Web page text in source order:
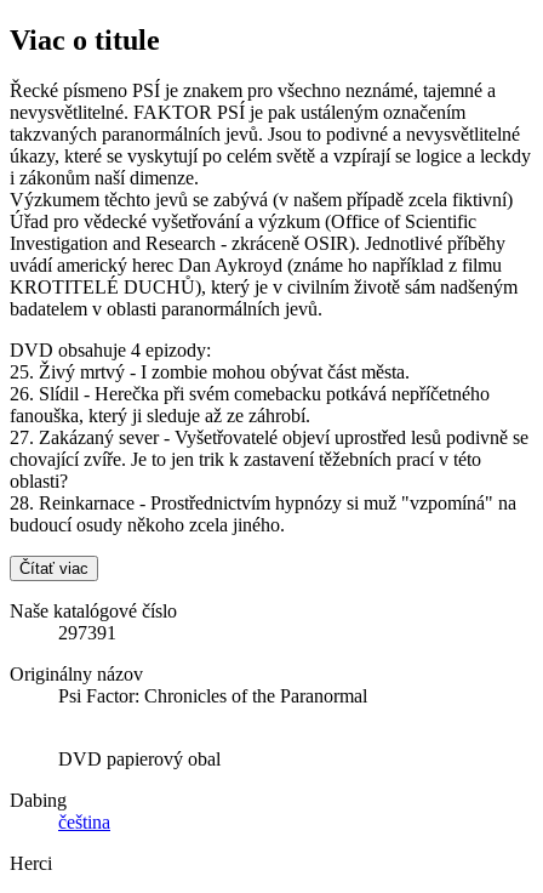
Viac o titule
Řecké písmeno PSÍ je znakem pro všechno neznámé, tajemné a
nevysvětlitelné. FAKTOR PSÍ je pak ustáleným označením
takzvaných paranormálních jevů. Jsou to podivné a nevysvětlitelné
úkazy, které se vyskytují po celém světě a vzpírají se logice a leckdy
i zákonům naší dimenze.
Výzkumem těchto jevů se zabývá (v našem případě zcela fiktivní)
Úřad pro vědecké vyšetřování a výzkum (Office of Scientific
Investigation and Research - zkráceně OSIR). Jednotlivé příběhy
uvádí americký herec Dan Aykroyd (známe ho například z filmu
KROTITELÉ DUCHŮ), který je v civilním životě sám nadšeným
badatelem v oblasti paranormálních jevů.
DVD obsahuje 4 epizody:
25. Živý mrtvý - I zombie mohou obývat část města.
26. Slídil - Herečka při svém comebacku potkává nepříčetného
fanouška, který ji sleduje až ze záhrobí.
27. Zakázaný sever - Vyšetřovatelé objeví uprostřed lesů podivně se
chovající zvíře. Je to jen trik k zastavení těžebních prací v této
oblasti?
28. Reinkarnace - Prostřednictvím hypnózy si muž "vzpomíná" na
budoucí osudy někoho zcela jiného.
Čítať viac
Naše katalógové číslo
297391
Originálny názov
Psi Factor: Chronicles of the Paranormal
DVD papierový obal
Dabing
čeština
Herci